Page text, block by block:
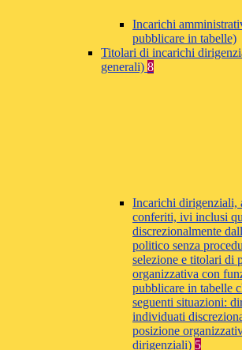
Incarichi
pubblicare in tabelle)
Titolari di incarichi
generali) 8
Incarichi dirigenziali,
conferiti, ivi inclusi
discrezionalmente
politico senza
selezione e titolari di
organizzativa con
pubblicare in tabelle
seguenti situazioni:
individuati
posizione
dirigenziali) 5